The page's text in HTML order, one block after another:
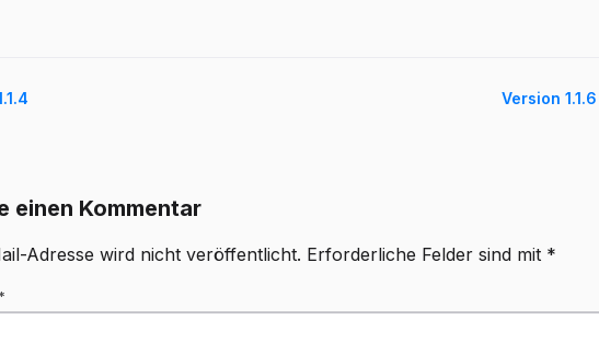
Version
einen Kommentar
Adresse wird nicht veröffentlicht. Erforderliche Felder sind mit *
*